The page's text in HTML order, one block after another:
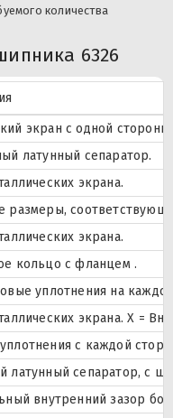
количества
6326
экран с одной стороны.
латунный сепаратор.
экрана.
размеры,
экрана.
кольцо с фланцем .
уплотнения на
экрана. X =
с каждой
латунный сепаратор, с
внутренний зазор